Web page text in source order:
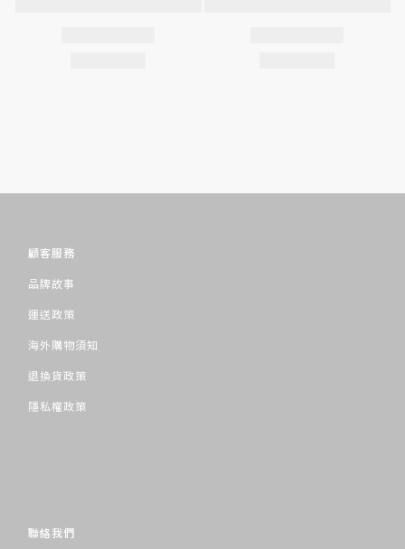
顧客服務
品牌故事
運送政策
海外購物須知
退換貨政策
隱私權政策
聯絡我們